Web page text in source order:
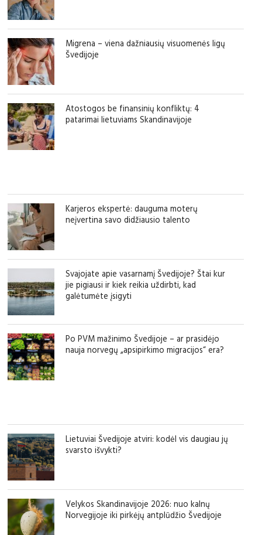
Migrena – viena dažniausių visuomenės ligų
Švedijoje
Atostogos be finansinių konfliktų: 4
patarimai lietuviams Skandinavijoje
Karjeros ekspertė: dauguma moterų
neįvertina savo didžiausio talento
Svajojate apie vasarnamį Švedijoje? Štai kur
jie pigiausi ir kiek reikia uždirbti, kad
galėtumėte įsigyti
Po PVM mažinimo Švedijoje – ar prasidėjo
nauja norvegų „apsipirkimo migracijos“ era?
Lietuviai Švedijoje atviri: kodėl vis daugiau jų
svarsto išvykti?
Velykos Skandinavijoje 2026: nuo kalnų
Norvegijoje iki pirkėjų antplūdžio Švedijoje